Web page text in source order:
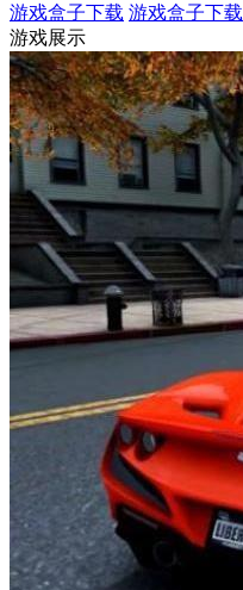
游戏盒子下载 游戏盒子下载
游戏展示